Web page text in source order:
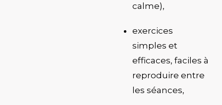
calme),
exercices
simples et
efficaces, faciles à
reproduire entre
les séances,